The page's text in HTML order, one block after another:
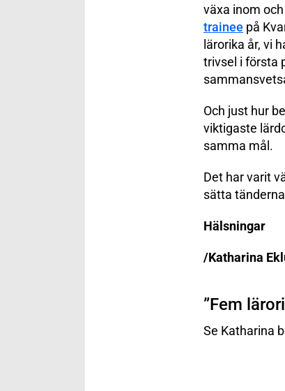
växa inom
trainee på
lärorika år, vi
trivsel i första
Och just hur
viktigaste
samma mål.
Det har varit
sätta
Hälsningar
/Katharina
”Fem
Se Katharina